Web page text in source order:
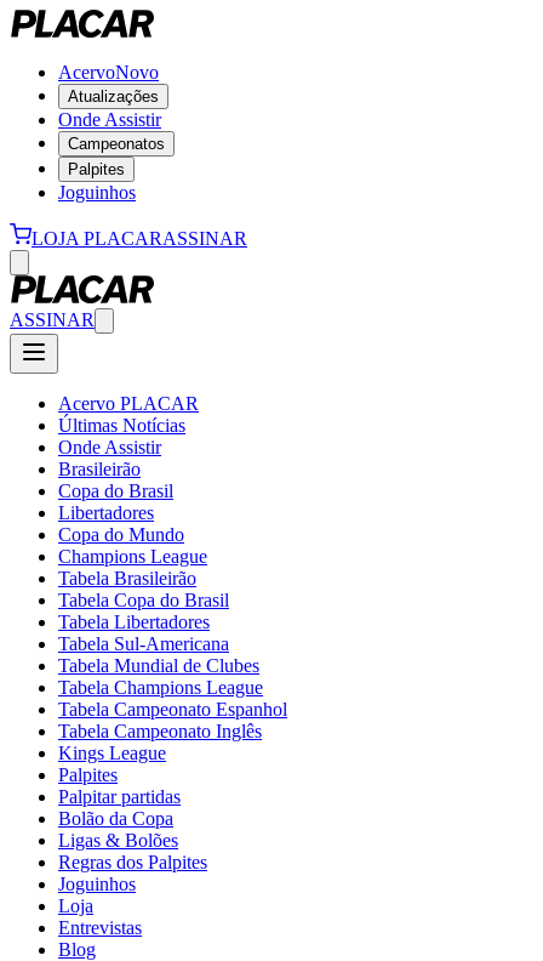
AcervoNovo
Atualizações
Onde Assistir
Campeonatos
Palpites
Joguinhos
LOJA PLACARASSINAR
ASSINAR
Acervo PLACAR
Últimas Notícias
Onde Assistir
Brasileirão
Copa do Brasil
Libertadores
Copa do Mundo
Champions League
Tabela Brasileirão
Tabela Copa do Brasil
Tabela Libertadores
Tabela Sul-Americana
Tabela Mundial de Clubes
Tabela Champions League
Tabela Campeonato Espanhol
Tabela Campeonato Inglês
Kings League
Palpites
Palpitar partidas
Bolão da Copa
Ligas & Bolões
Regras dos Palpites
Joguinhos
Loja
Entrevistas
Blog